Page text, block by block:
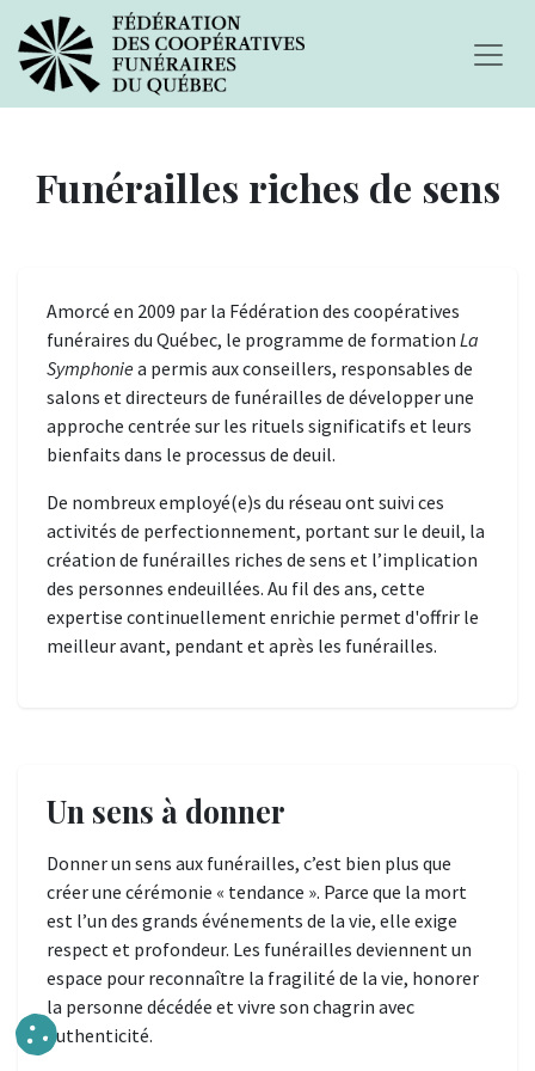
Funérailles riches de sens
Amorcé en 2009 par la Fédération des coopératives
funéraires du Québec, le programme de formation La
Symphoniea permis aux conseillers, responsables de
salons et directeurs de funérailles de développer une
approche centrée sur les rituels significatifs et leurs
bienfaits dans le processus de deuil.
De nombreux employé(e)s du réseau ont suivi ces
activités de perfectionnement, portant sur le deuil, la
création de funérailles riches de sens et l’implication
des personnes endeuillées. Au fil des ans, cette
expertise continuellement enrichie permet d'offrir le
meilleur avant, pendant et après les funérailles.
Un sens à donner
Donner un sens aux funérailles, c’est bien plus que
créer une cérémonie « tendance ». Parce que la mort
est l’un des grands événements de la vie, elle exige
respect et profondeur. Les funérailles deviennent un
espace pour reconnaître la fragilité de la vie, honorer
la personne décédée et vivre son chagrin avec
authenticité.